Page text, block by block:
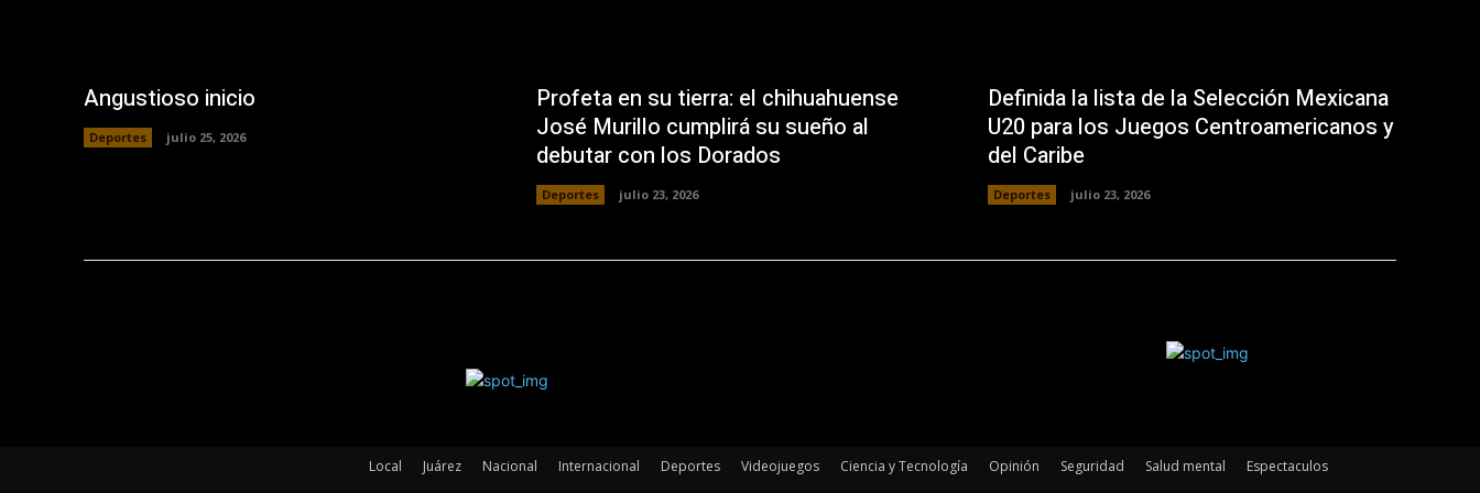
Angustioso inicio
Deportes julio 25, 2026
Profeta en su tierra: el chihuahuense
José Murillo cumplirá su sueño al
debutar con los Dorados
Deportes julio 23, 2026
Definida la lista de la Selección Mexicana
U20 para los Juegos Centroamericanos y
del Caribe
Deportes julio 23, 2026
Local Juárez Nacional Internacional Deportes Videojuegos Ciencia y Tecnología Opinión Seguridad Salud mental Espectaculos